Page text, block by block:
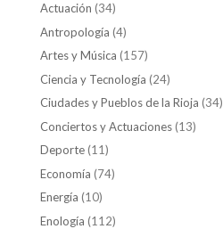
Actuación (34)
Antropología (4)
Artes y Música (157)
Ciencia y Tecnología (24)
Ciudades y Pueblos de la Rioja (34)
Conciertos y Actuaciones(13)
Deporte(11)
Economía (74)
Energía (10)
Enología (112)